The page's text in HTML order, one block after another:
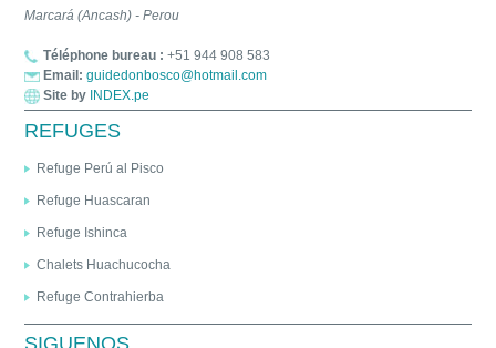
Marcará (Ancash) - Perou
Téléphone bureau :+51 944 908 583
Email: guidedonbosco@hotmail.com
Site by INDEX.pe
REFUGES
Refuge Perú al Pisco
Refuge Huascaran
Refuge Ishinca
Chalets Huachucocha
Refuge Contrahierba
SIGUENOS